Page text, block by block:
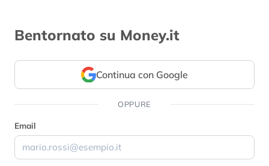
Bentornato su Money.it
Continua con Google
OPPURE
Email